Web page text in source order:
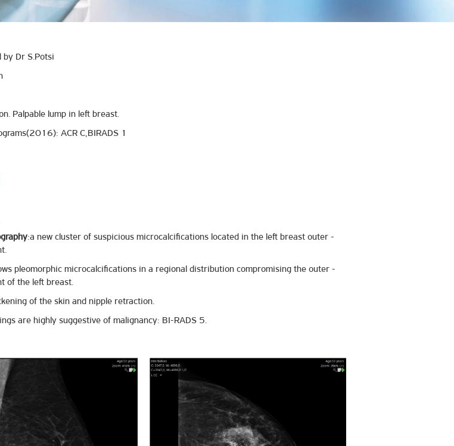
και Συνεργατών
by Dr S.Potsi
Palpable lump in left breast.
ACR C,BIRADS 1
:a new cluster of suspicious microcalcifications located in the left breast outer -
pleomorphic microcalcifications in a regional distribution compromising the outer -
of the left breast.
of the skin and nipple retraction.
are highly suggestive of malignancy: BI-RADS 5.